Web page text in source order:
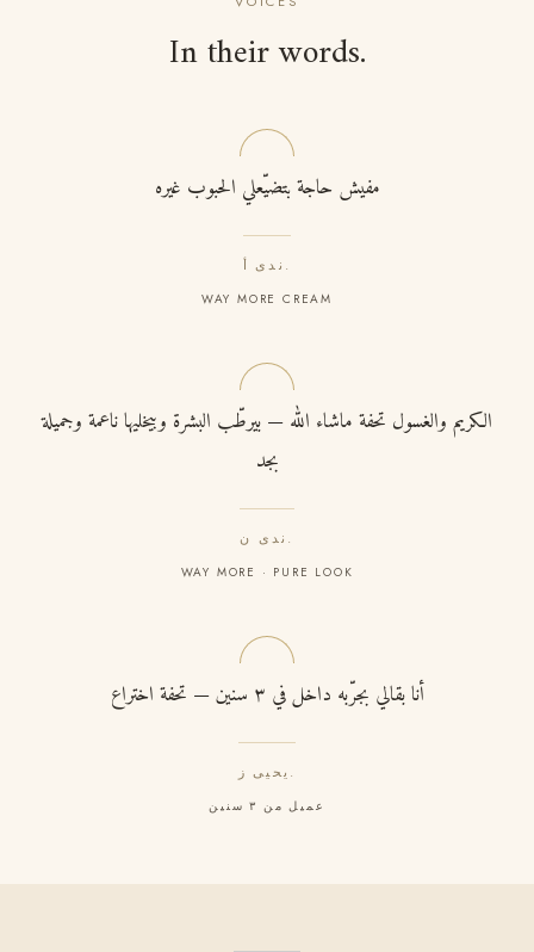
In their words.
مفيش حاجة بتضيّعلي الحبوب غيره
ندى أ.
WAY MORE CREAM
الكريم والغسول تحفة ماشاء الله — بيرطّب البشرة وبيخليها ناعمة وجميلة
بجد
ندى ن.
WAY MORE · PURE LOOK
أنا بقالي بجرّبه داخل في ٣ سنين — تحفة اختراع
يحيى ز.
عميل من ٣ سنين